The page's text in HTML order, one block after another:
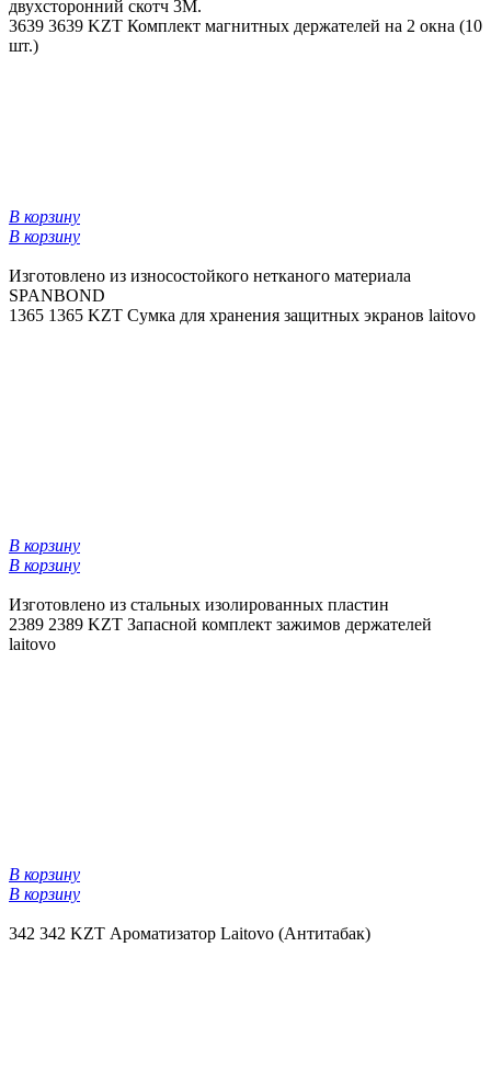
двухсторонний скотч 3М.
3639 3639 KZT Комплект магнитных держателей на 2 окна (10
шт.)
В корзину
В корзину
Изготовлено из износостойкого нетканого материала
SPANBOND
1365 1365 KZT Сумка для хранения защитных экранов laitovo
В корзину
В корзину
Изготовлено из стальных изолированных пластин
2389 2389 KZT Запасной комплект зажимов держателей
laitovo
В корзину
В корзину
342 342 KZT Ароматизатор Laitovo (Антитабак)